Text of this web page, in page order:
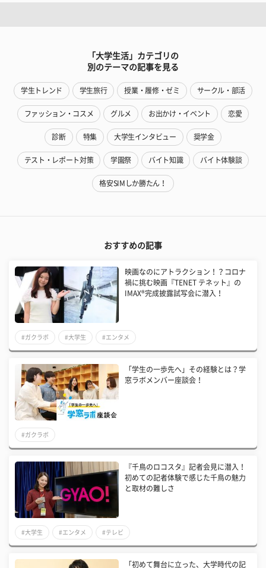
「大学生活」カテゴリの
別のテーマの記事を見る
学生トレンド 学生旅行 授業・履修・ゼミ サークル・部活
ファッション・コスメ グルメ お出かけ・イベント 恋愛
診断 特集 大学生インタビュー 奨学金
テスト・レポート対策 学園祭 バイト知識 バイト体験談
格安SIMしか勝たん！
おすすめの記事
映画なのにアトラクション！？コロナ
禍に挑む映画『TENET テネット』の
IMAX®完成披露試写会に潜入！
#ガクラボ #大学生 #エンタメ
「学生の一歩先へ」その経験とは？学
窓ラボメンバー座談会！
#ガクラボ
『千鳥のロコスタ』記者会見に潜入！
初めての記者体験で感じた千鳥の魅力
と取材の難しさ
#大学生 #エンタメ #テレビ
「初めて舞台に立った、大学時代の記